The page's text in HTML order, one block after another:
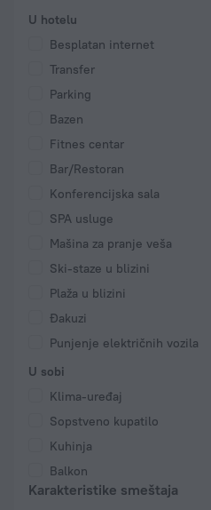
U hotelu
Besplatan internet
Transfer
Parking
Bazen
Fitnes centar
Bar/Restoran
Konferencijska sala
SPA usluge
Mašina za pranje veša
Ski-staze u blizini
Plaža u blizini
Đakuzi
Punjenje električnih vozila
U sobi
Klima-uređaj
Sopstveno kupatilo
Kuhinja
Balkon
Karakteristike smeštaja